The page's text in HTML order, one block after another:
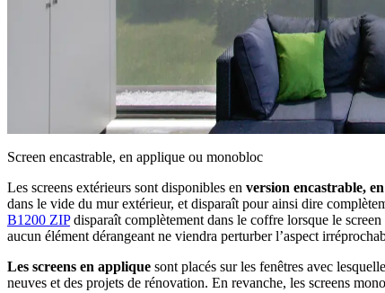
Screen encastrable, en applique ou monobloc
Les screens extérieurs sont disponibles en version encastrable,
dans le vide du mur extérieur, et disparaît pour ainsi dire
B1200 ZIPdisparaît complètement dans le coffre lorsque le
aucun élément dérangeant ne viendra perturber l’aspect
Les screens en applique sont placés sur les fenêtres avec
neuves et des projets de rénovation. En revanche, les screens